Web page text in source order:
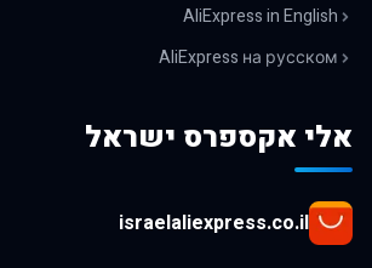
AliExpress in English
AliExpress на русском
אלי אקספרס ישראל
israelaliexpress.co.il